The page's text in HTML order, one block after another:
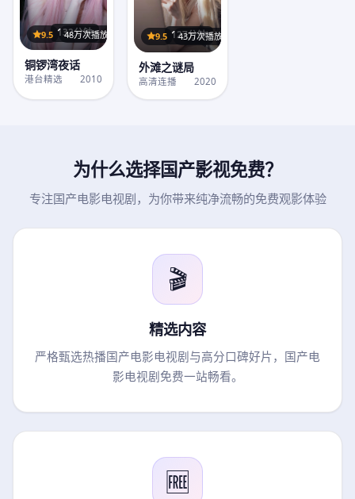
132分钟
9.5 48万次播放
铜锣湾夜话
港台精选 2010
127分钟
9.5 43万次播放
外滩之谜局
高清连播 2020
为什么选择国产影视免费？
专注国产电影电视剧，为你带来纯净流畅的免费观影体验
🎬
精选内容
严格甄选热播国产电影电视剧与高分口碑好片，国产电
影电视剧免费一站畅看。
🆓